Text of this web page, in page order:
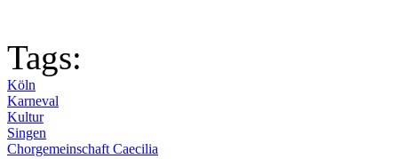
Tags:
Köln
Karneval
Kultur
Singen
Chorgemeinschaft Caecilia